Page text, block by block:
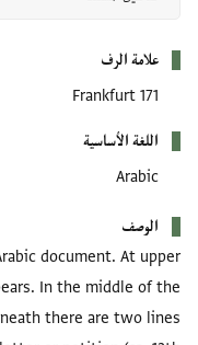
علامة الرف
Frankfurt 171
اللغة الأساسية
Arabic
الوصف
document. At upper
In the middle of the
there are two lines